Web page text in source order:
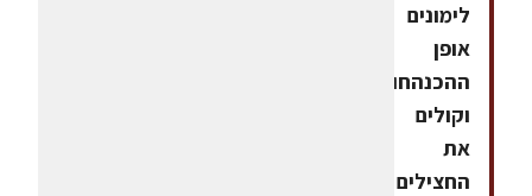
לימונים
אופן
ההכנהחורצים
וקולים
את
החצילים